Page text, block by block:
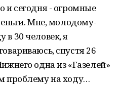
и сегодня - огромные
Мне, молодому-
в 30 человек, я
спустя 26
одна из «Газелей»
проблему на ходу…